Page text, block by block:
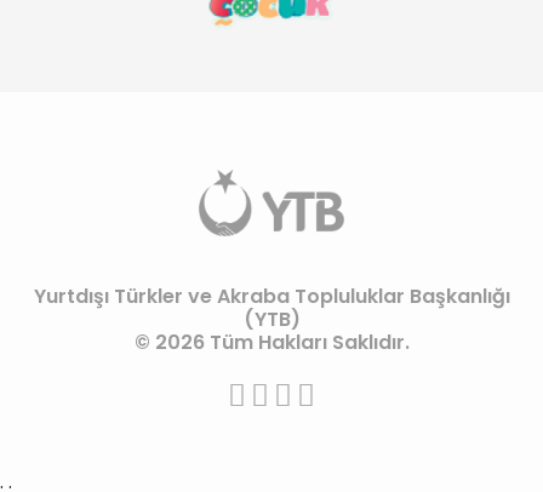
Yurtdışı Türkler ve Akraba Topluluklar Başkanlığı
(YTB)
© 2026 Tüm Hakları Saklıdır.